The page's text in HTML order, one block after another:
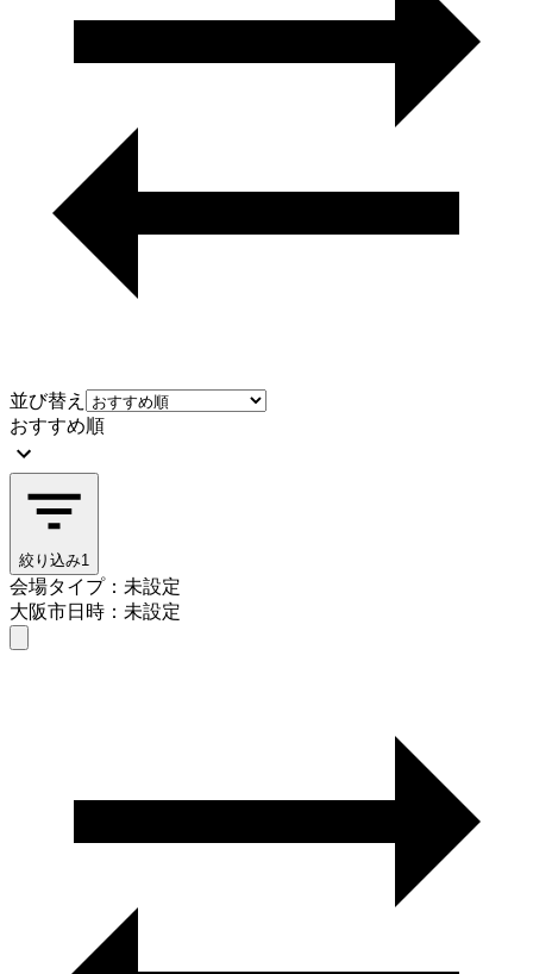
並び替え
おすすめ順
絞り込み1
会場タイプ：未設定
大阪市日時：未設定